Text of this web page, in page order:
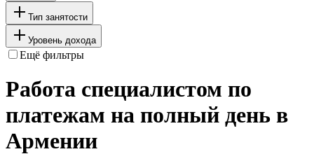
Тип занятости
Уровень дохода
Ещё фильтры
Работа специалистом по
платежам на полный день в
Армении